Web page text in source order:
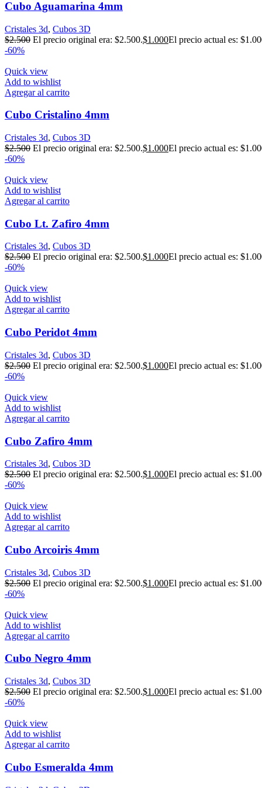
Cubo Aguamarina 4mm
Cristales 3d, Cubos 3D
$2.500 El precio original era: $2.500.$1.000El precio actual es:
-60%
Quick view
Add to wishlist
Agregar al carrito
Cubo Cristalino 4mm
Cristales 3d, Cubos 3D
$2.500 El precio original era: $2.500.$1.000El precio actual es:
-60%
Quick view
Add to wishlist
Agregar al carrito
Cubo Lt. Zafiro 4mm
Cristales 3d, Cubos 3D
$2.500 El precio original era: $2.500.$1.000El precio actual es:
-60%
Quick view
Add to wishlist
Agregar al carrito
Cubo Peridot 4mm
Cristales 3d, Cubos 3D
$2.500 El precio original era: $2.500.$1.000El precio actual es:
-60%
Quick view
Add to wishlist
Agregar al carrito
Cubo Zafiro 4mm
Cristales 3d, Cubos 3D
$2.500 El precio original era: $2.500.$1.000El precio actual es:
-60%
Quick view
Add to wishlist
Agregar al carrito
Cubo Arcoiris 4mm
Cristales 3d, Cubos 3D
$2.500 El precio original era: $2.500.$1.000El precio actual es:
-60%
Quick view
Add to wishlist
Agregar al carrito
Cubo Negro 4mm
Cristales 3d, Cubos 3D
$2.500 El precio original era: $2.500.$1.000El precio actual es:
-60%
Quick view
Add to wishlist
Agregar al carrito
Cubo Esmeralda 4mm